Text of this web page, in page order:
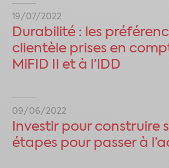
19/07/2022
Durabilité : les
clientèle prises en
MiFID II et à l’IDD
09/06/2022
Investir pour construire
étapes pour passer à